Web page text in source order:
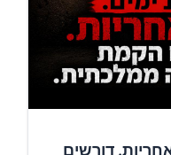
אחריות. דורשים